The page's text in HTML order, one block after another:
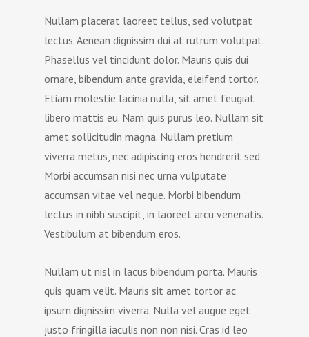
Nullam placerat laoreet tellus, sed volutpat
lectus. Aenean dignissim dui at rutrum volutpat.
Phasellus vel tincidunt dolor. Mauris quis dui
ornare, bibendum ante gravida, eleifend tortor.
Etiam molestie lacinia nulla, sit amet feugiat
libero mattis eu. Nam quis purus leo. Nullam sit
amet sollicitudin magna. Nullam pretium
viverra metus, nec adipiscing eros hendrerit sed.
Morbi accumsan nisi nec urna vulputate
accumsan vitae vel neque. Morbi bibendum
lectus in nibh suscipit, in laoreet arcu venenatis.
Vestibulum at bibendum eros.
Nullam ut nisl in lacus bibendum porta. Mauris
quis quam velit. Mauris sit amet tortor ac
ipsum dignissim viverra. Nulla vel augue eget
justo fringilla iaculis non non nisi. Cras id leo